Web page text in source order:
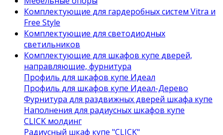
Комплектующие для гардеробных систем Vitra и
Free Style
Комплектующие для светодиодных
светильников
Комплектующие для шкафов купе дверей,
направляющие, фурнитура
Профиль для шкафов купе Идеал
Профиль для шкафов купе Идеал-Дерево
Фурнитура для раздвижных дверей шкафа купе
Наполнения для радиусных шкафов купе
CLICK молдинг
Радиусный шкаф купе "CLICK"